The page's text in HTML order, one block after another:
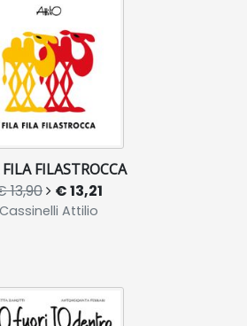
FILASTROCCA
13,90 € 13,21
Cassinelli Attilio